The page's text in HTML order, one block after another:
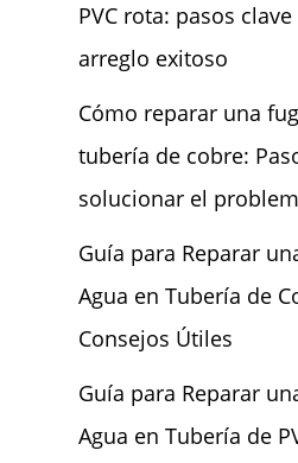
PVC rota: pasos
arreglo exitoso
Cómo reparar una
tubería de cobre:
solucionar el
Guía para Reparar
Agua en Tubería de
Consejos Útiles
Guía para Reparar
Agua en Tubería de